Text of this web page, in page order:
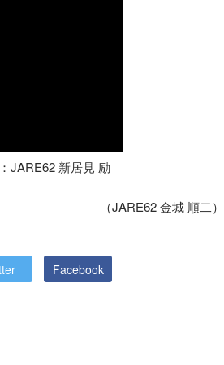
JARE62 新居見 励
（JARE62金城 順二）
Facebook